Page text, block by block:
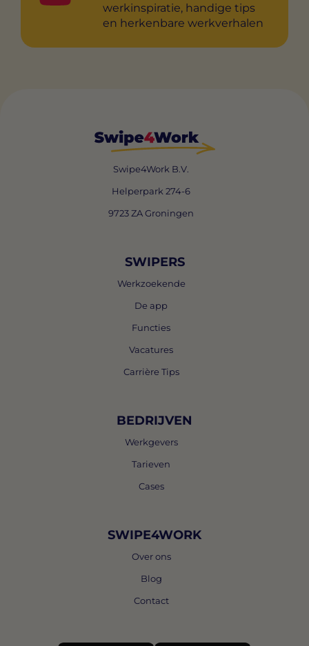
werkinspiratie, handige tips
en herkenbare werkverhalen
Swipe4Work B.V.
Helperpark 274-6
9723 ZA Groningen
SWIPERS
Werkzoekende
De app
Functies
Vacatures
Carrière Tips
BEDRIJVEN
Werkgevers
Tarieven
Cases
SWIPE4WORK
Over ons
Blog
Contact